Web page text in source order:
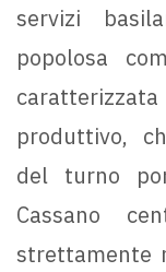
servizi
popolosa
produttivo,
del turno
Cassano
strettamente